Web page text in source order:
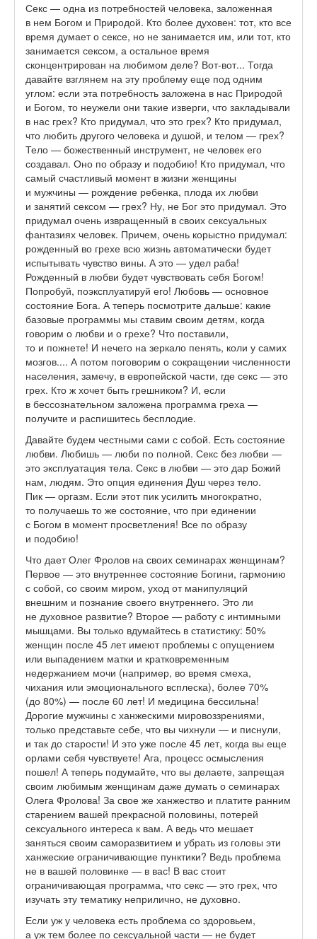
Секс — одна из потребностей человека, заложенная
в нем Богом и Природой. Кто более духовен: тот, кто все
время думает о сексе, но не занимается им, или тот, кто
занимается сексом, а остальное время
сконцентрирован на любимом деле? Вот-вот... Тогда
давайте взглянем на эту проблему еще под одним
углом: если эта потребность заложена в нас Природой
и Богом, то неужели они такие изверги, что закладывали
в нас грех? Кто придумал, что это грех? Кто придумал,
что любить другого человека и душой, и телом — грех?
Тело — божественный инструмент, не человек его
создавал. Оно по образу и подобию! Кто придумал, что
самый счастливый момент в жизни женщины
и мужчины — рождение ребенка, плода их любви
и занятий сексом — грех? Ну, не Бог это придумал. Это
придумал очень извращенный в своих сексуальных
фантазиях человек. Причем, очень корыстно придумал:
рожденный во грехе всю жизнь автоматически будет
испытывать чувство вины. А это — удел раба!
Рожденный в любви будет чувствовать себя Богом!
Попробуй, поэксплуатируй его! Любовь — основное
состояние Бога. А теперь посмотрите дальше: какие
базовые программы мы ставим своим детям, когда
говорим о любви и о грехе? Что поставили,
то и пожнете! И нечего на зеркало пенять, коли у самих
мозгов.... А потом поговорим о сокращении численности
населения, замечу, в европейской части, где секс — это
грех. Кто ж хочет быть грешником? И, если
в бессознательном заложена программа греха —
получите и распишитесь бесплодие.
Давайте будем честными сами с собой. Есть состояние
любви. Любишь — люби по полной. Секс без любви —
это эксплуатация тела. Секс в любви — это дар Божий
нам, людям. Это опция единения Душ через тело.
Пик — оргазм. Если этот пик усилить многократно,
то получаешь то же состояние, что при единении
с Богом в момент просветления! Все по образу
и подобию!
Что дает Олег Фролов на своих семинарах женщинам?
Первое — это внутреннее состояние Богини, гармонию
с собой, со своим миром, уход от манипуляций
внешним и познание своего внутреннего. Это ли
не духовное развитие? Второе — работу с интимными
мышцами. Вы только вдумайтесь в статистику: 50%
женщин после 45 лет имеют проблемы с опущением
или выпадением матки и кратковременным
недержанием мочи (например, во время смеха,
чихания или эмоционального всплеска), более 70%
(до 80%) — после 60 лет! И медицина бессильна!
Дорогие мужчины с ханжескими мировоззрениями,
только представьте себе, что вы чихнули — и писнули,
и так до старости! И это уже после 45 лет, когда вы еще
орлами себя чувствуете! Ага, процесс осмысления
пошел! А теперь подумайте, что вы делаете, запрещая
своим любимым женщинам даже думать о семинарах
Олега Фролова! За свое же ханжество и платите ранним
старением вашей прекрасной половины, потерей
сексуального интереса к вам. А ведь что мешает
заняться своим саморазвитием и убрать из головы эти
ханжеские ограничивающие пунктики? Ведь проблема
не в вашей половинке — в вас! В вас стоит
ограничивающая программа, что секс — это грех, что
изучать эту тематику неприлично, не духовно.
Если уж у человека есть проблема со здоровьем,
а уж тем более по сексуальной части — не будет